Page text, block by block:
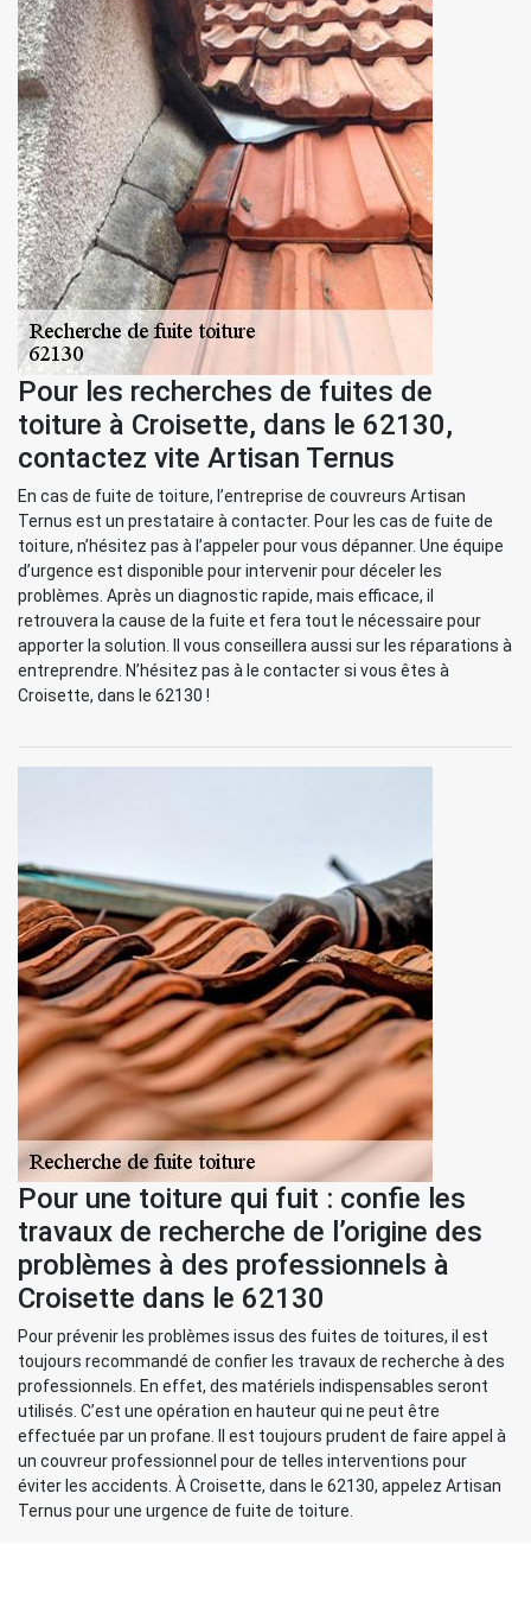
Pour les recherches de fuites de
toiture à Croisette, dans le 62130,
contactez vite Artisan Ternus
En cas de fuite de toiture, l’entreprise de couvreurs Artisan
Ternus est un prestataire à contacter. Pour les cas de fuite de
toiture, n’hésitez pas à l’appeler pour vous dépanner. Une équipe
d’urgence est disponible pour intervenir pour déceler les
problèmes. Après un diagnostic rapide, mais efficace, il
retrouvera la cause de la fuite et fera tout le nécessaire pour
apporter la solution. Il vous conseillera aussi sur les réparations à
entreprendre. N’hésitez pas à le contacter si vous êtes à
Croisette, dans le 62130 !
Pour une toiture qui fuit : confie les
travaux de recherche de l’origine des
problèmes à des professionnels à
Croisette dans le 62130
Pour prévenir les problèmes issus des fuites de toitures, il est
toujours recommandé de confier les travaux de recherche à des
professionnels. En effet, des matériels indispensables seront
utilisés. C’est une opération en hauteur qui ne peut être
effectuée par un profane. Il est toujours prudent de faire appel à
un couvreur professionnel pour de telles interventions pour
éviter les accidents. À Croisette, dans le 62130, appelez Artisan
Ternus pour une urgence de fuite de toiture.